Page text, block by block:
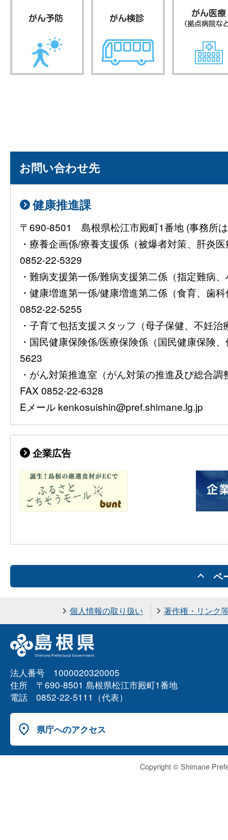
お問い合わせ先
健康推進課
〒690-8501 島根県松江市殿町1番地 (事務所
・療養企画係/療養支援係（被爆者対策、肝炎
0852-22-5329
・難病支援第一係/難病支援第二係（指定難病
・健康増進第一係/健康増進第二係（食育、歯
0852-22-5255
・子育て包括支援スタッフ（母子保健、不妊
・国民健康保険係/医療保険係（国民健康保険
5623
・がん対策推進室（がん対策の推進及び総合
FAX 0852-22-6328
Eメール kenkosuishin@pref.shimane.lg.jp
企業広告
ペ
個人情報の取り扱い 著作権・リンク
法人番号 1000020320005
住所 〒690-8501 島根県松江市殿町1番地
電話 0852-22-5111（代表）
県庁へのアクセス
Copyright © Shimane